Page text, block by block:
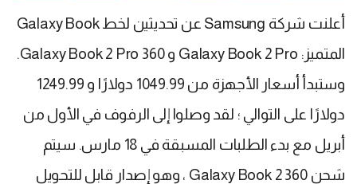
أعلنت شركة Samsung عن تحديثين لخط Galaxy Book
المتميز: Galaxy Book 2 Pro و Galaxy Book 2 Pro 360.
وستبدأ أسعار الأجهزة من 1049.99 دولارًا و 1249.99
دولارًا على التوالي ؛ لقد وصلوا إلى الرفوف في الأول من
أبريل مع بدء الطلبات المسبقة في 18 مارس. سيتم
شحن Galaxy Book 2 360 ، وهو إصدار قابل للتحويل